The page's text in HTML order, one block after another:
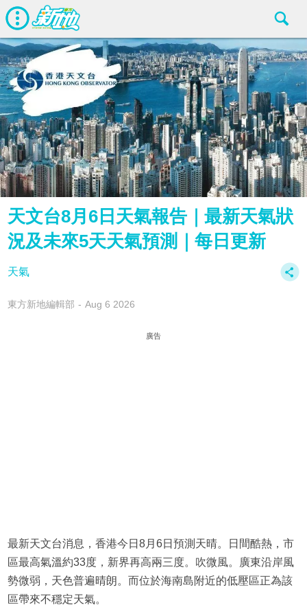
天文台8月6日天氣報告｜最新天氣狀
況及未來5天天氣預測｜每日更新
天氣
東方新地編輯部 Aug 6 2026
廣告
最新天文台消息，香港今日8月6日預測天晴。日間酷熱，市
區最高氣溫約33度，新界再高兩三度。吹微風。廣東沿岸風
勢微弱，天色普遍晴朗。而位於海南島附近的低壓區正為該
區帶來不穩定天氣。